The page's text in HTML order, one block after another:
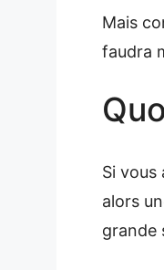
Mais
faudra
Si vous
alors
grande